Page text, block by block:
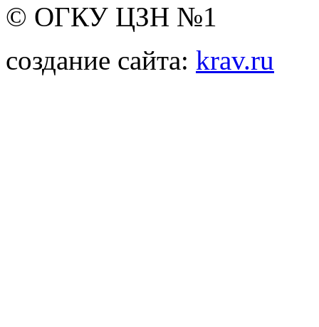
© ОГКУ ЦЗН №1
создание сайта: krav.ru